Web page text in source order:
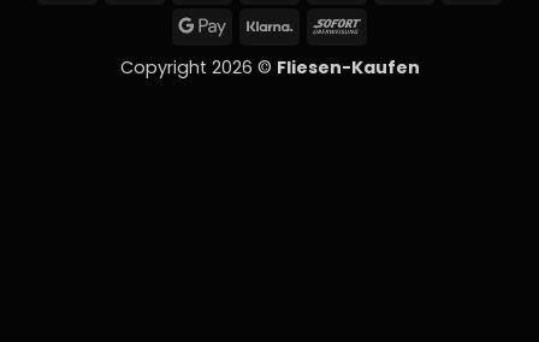
GoogleKlarna Sofort
Copyright 2026 © Fliesen-Kaufen